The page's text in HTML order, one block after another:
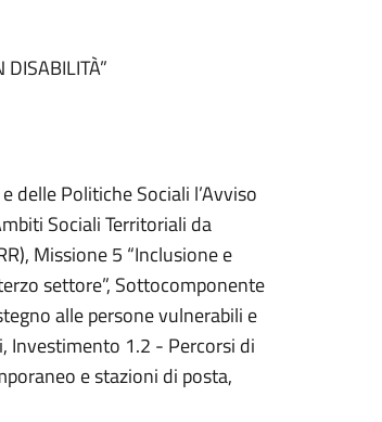
Politiche Sociali l’Avviso
Sociali Territoriali da
Missione 5 “Inclusione e
settore”, Sottocomponente
alle persone vulnerabili e
Investimento 1.2 - Percorsi di
e stazioni di posta,